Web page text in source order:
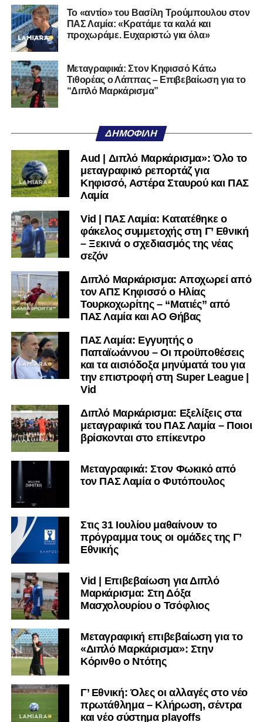
Η διαδικασία της κλήρωσης θα μεταδοθείζωντανά μέσω
του καναλιού Hellenic Football Family της ΕΠΟ στο
YouTube, με καλεσμένο τον προπονητή του Α.Ο.
Τρικάλων,Νίκο Μπαδήμα
Ερασιτεχνών.
Ακολουθήστε το
υπόλοιπο κόσμο. Ακολουθήστε το lamiara.gr στο
Twitterκαι στοInstagram
μαθαίνετε σε χρόνο dt όλα τα νέα.
Το «αντίο» του Βασίλη Τρούμπουλου στον
ΠΑΣ Λαμία: «Κρατάμε τα καλά και
προχωράμε. Ευχαριστώ για όλα»
Μεταγραφικά: Στον Κηφισσό Κάτω
Τιθορέας ο Λάππας – Επιβεβαίωση για το
“Διπλό Μαρκάρισμα”
ΔΗΜΟΦΙΛΉ
Aud | Διπλό Μαρκάρισμα»: Όλο το
μεταγραφικό ρεπορτάζ για
Κηφισσό, Αστέρα Σταυρού και ΠΑΣ
Λαμία
Vid | ΠΑΣ Λαμία: Κατατέθηκε ο
φάκελος συμμετοχής στη Γ’ Εθνική
– Ξεκινά ο σχεδιασμός της νέας
σεζόν
Διπλό Μαρκάρισμα: Αποχωρεί από
τον ΑΠΣ Κηφισσό ο Ηλίας
Τουρκοχωρίτης – “Ματιές” από
ΠΑΣ Λαμία και ΑΟ Θήβας
ΠΑΣ Λαμία: Εγγυητής ο
Παπαϊωάννου – Οι προϋποθέσεις
και τα αισιόδοξα μηνύματά του για
την επιστροφή στη Super League |
Vid
Διπλό Μαρκάρισμα: Εξελίξεις στα
μεταγραφικά του ΠΑΣ Λαμία – Ποιοι
βρίσκονται στο επίκεντρο
Μεταγραφικά: Στον Φωκικό από
τον ΠΑΣ Λαμία ο Φυτόπουλος
Στις 31 Ιουλίου μαθαίνουν το
πρόγραμμα τους οι ομάδες της Γ’
Εθνικής
Vid | Επιβεβαίωση για Διπλό
Μαρκάρισμα: Στη Δόξα
Μασχολουρίου ο Τσόφλιος
Μεταγραφική επιβεβαίωση για το
«Διπλό Μαρκάρισμα»: Στην
Κόρινθο ο Ντότης
Γ’ Εθνική: Όλες οι αλλαγές στο νέο
πρωτάθλημα – Κλήρωση, σέντρα
και νέο σύστημα playoffs